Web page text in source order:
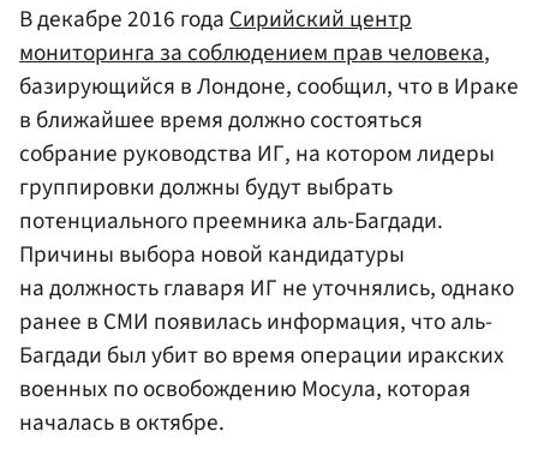
В декабре 2016 годаСирийский центр
мониторинга за соблюдением прав человека,
базирующийся в Лондоне, сообщил, что в Ираке
в ближайшее время должно состояться
собрание руководства ИГ, на котором лидеры
группировки должны будут выбрать
потенциального преемника аль-Багдади.
Причины выбора новой кандидатуры
на должность главаря ИГ не уточнялись, однако
ранее в СМИ появилась информация, что аль-
Багдади был убит во время операции иракских
военных по освобождению Мосула, которая
началась в октябре.